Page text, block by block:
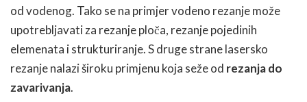
od vodenog. Tako se na primjer vodeno rezanje može
upotrebljavati za rezanje ploča, rezanje pojedinih
elemenata i strukturiranje. S druge strane lasersko
rezanje nalazi široku primjenu koja seže od rezanja do
zavarivanja.